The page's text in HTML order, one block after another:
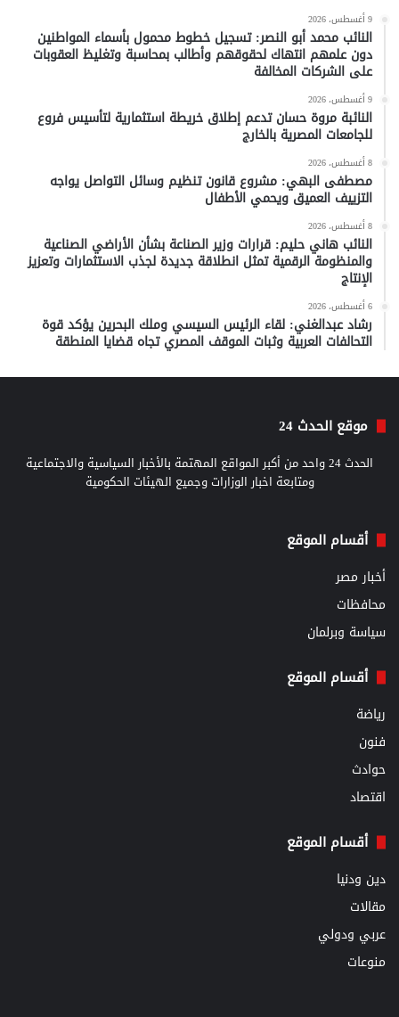
9 أغسطس، 2026
النائب محمد أبو النصر: تسجيل خطوط محمول بأسماء المواطنين
دون علمهم انتهاك لحقوقهم وأطالب بمحاسبة وتغليظ العقوبات
على الشركات المخالفة
9 أغسطس، 2026
النائبة مروة حسان تدعم إطلاق خريطة استثمارية لتأسيس فروع
للجامعات المصرية بالخارج
8 أغسطس، 2026
مصطفى البهي: مشروع قانون تنظيم وسائل التواصل يواجه
التزييف العميق ويحمي الأطفال
8 أغسطس، 2026
النائب هاني حليم: قرارات وزير الصناعة بشأن الأراضي الصناعية
والمنظومة الرقمية تمثل انطلاقة جديدة لجذب الاستثمارات وتعزيز
الإنتاج
6 أغسطس، 2026
رشاد عبدالغني: لقاء الرئيس السيسي وملك البحرين يؤكد قوة
التحالفات العربية وثبات الموقف المصري تجاه قضايا المنطقة
موقع الحدث 24
الحدث 24 واحد من أكبر المواقع المهتمة بالأخبار السياسية والاجتماعية
ومتابعة اخبار الوزارات وجميع الهيئات الحكومية
أقسام الموقع
أخبار مصر
محافظات
سياسة وبرلمان
أقسام الموقع
رياضة
فنون
حوادث
اقتصاد
أقسام الموقع
دين ودنيا
مقالات
عربي ودولي
منوعات